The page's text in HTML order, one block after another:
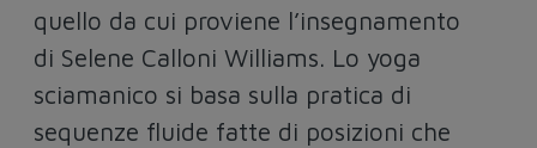
quello da cui proviene l’insegnamento
di Selene Calloni Williams. Lo yoga
sciamanico si basa sulla pratica di
sequenze fluide fatte di posizioni che